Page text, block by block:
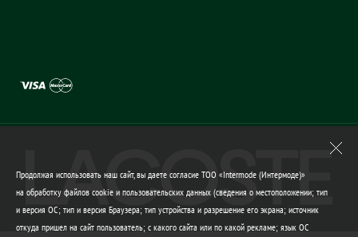
Продолжая использовать наш сайт, вы даете согласие ТОО «Intermode (Интермоде)»
на обработку файлов cookie и пользовательских данных (сведения о местоположении; тип
и версия ОС; тип и версия Браузера; тип устройства и разрешение его экрана; источник
откуда пришел на сайт пользователь; с какого сайта или по какой рекламе; язык ОС